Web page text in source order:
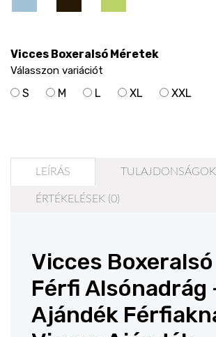
Vicces Boxeralsó Méretek
Válasszon variációt
S M L XL XXL
LEÍRÁS TULAJDONSÁGOK
ÉRTÉKELÉSEK (0)
Vicces
Férfi Alsónadrág
Ajándék